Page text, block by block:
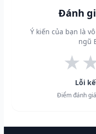
Đánh
Ý kiến của bạn là
ngũ
★
Lỗi
Điểm đánh